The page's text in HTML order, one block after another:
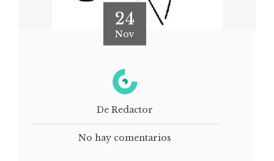
24
Nov
De Redactor
No hay comentarios